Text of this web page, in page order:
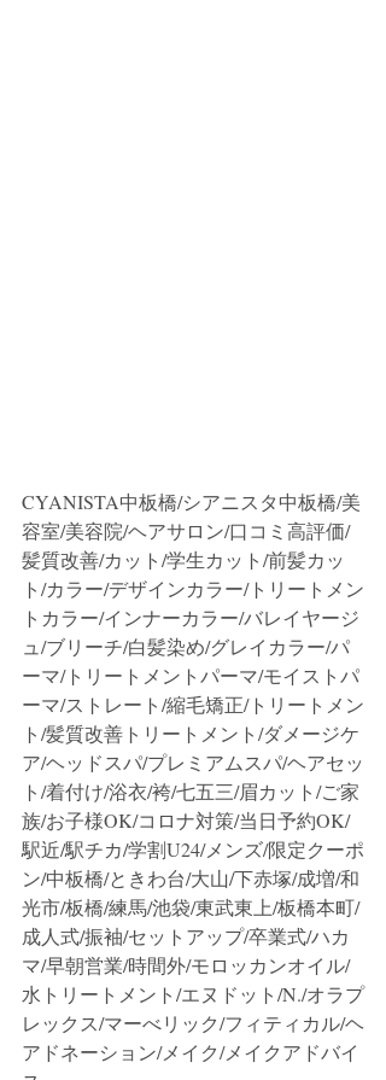
CYANISTA中板橋/シアニスタ中板橋/美
容室/美容院/ヘアサロン/口コミ高評価/
髪質改善/カット/学生カット/前髪カッ
ト/カラー/デザインカラー/トリートメン
トカラー/インナーカラー/バレイヤージ
ュ/ブリーチ/白髪染め/グレイカラー/パ
ーマ/トリートメントパーマ/モイストパ
ーマ/ストレート/縮毛矯正/トリートメン
ト/髪質改善トリートメント/ダメージケ
ア/ヘッドスパ/プレミアムスパ/ヘアセッ
ト/着付け/浴衣/袴/七五三/眉カット/ご家
族/お子様OK/コロナ対策/当日予約OK/
駅近/駅チカ/学割U24/メンズ/限定クーポ
ン/中板橋/ときわ台/大山/下赤塚/成増/和
光市/板橋/練馬/池袋/東武東上/板橋本町/
成人式/振袖/セットアップ/卒業式/ハカ
マ/早朝営業/時間外/モロッカンオイル/
水トリートメント/エヌドット/N./オラプ
レックス/マーべリック/フィティカル/ヘ
アドネーション/メイク/メイクアドバイ